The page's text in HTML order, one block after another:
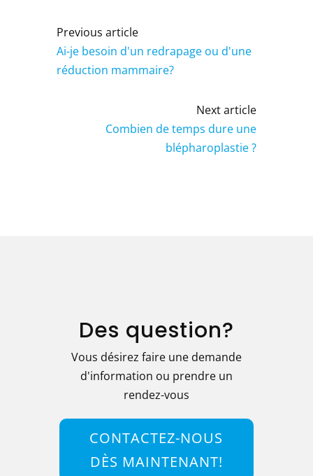
Previous article
Ai-je besoin d'un redrapage ou d'une
réduction mammaire?
Next article
Combien de temps dure une
blépharoplastie ?
Des question?
Vous désirez faire une demande
d'information ou prendre un
rendez-vous
CONTACTEZ-NOUS
DÈS MAINTENANT!